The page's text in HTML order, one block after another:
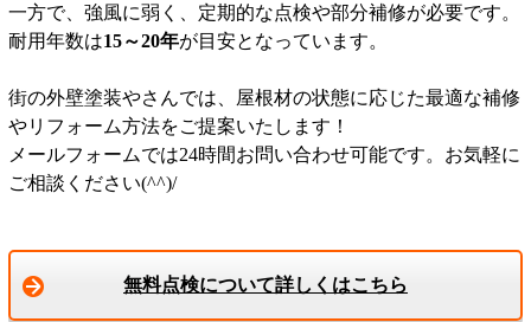
一方で、強風に弱く、定期的な点検や部分補修が必要です。
耐用年数は15～20年が目安となっています。
街の外壁塗装やさんでは、屋根材の状態に応じた最適な補修
やリフォーム方法をご提案いたします！
メールフォームでは24時間お問い合わせ可能です。お気軽に
ご相談ください(^^)/
無料点検について詳しくはこちら